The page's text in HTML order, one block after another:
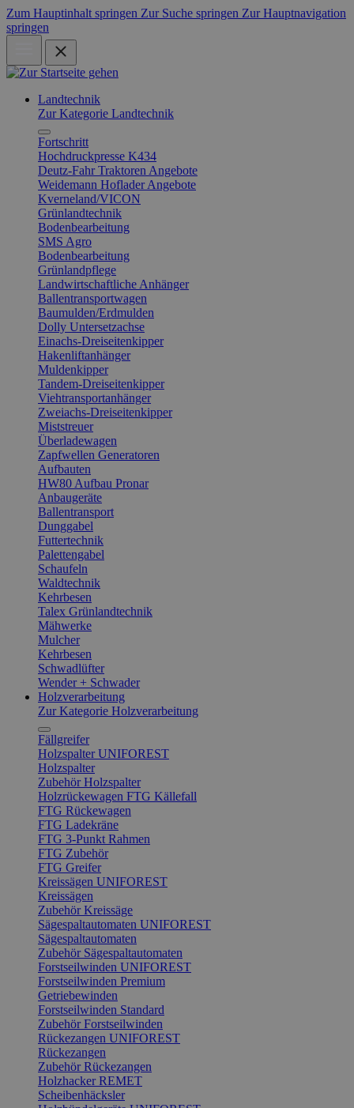
Zum Hauptinhalt springen Zur Suche springen Zur Hauptnavigation
springen
Landtechnik
Zur Kategorie Landtechnik
Fortschritt
Hochdruckpresse K434
Deutz-Fahr Traktoren Angebote
Weidemann Hoflader Angebote
Kverneland/VICON
Grünlandtechnik
Bodenbearbeitung
SMS Agro
Bodenbearbeitung
Grünlandpflege
Landwirtschaftliche Anhänger
Ballentransportwagen
Baumulden/Erdmulden
Dolly Untersetzachse
Einachs-Dreiseitenkipper
Hakenliftanhänger
Muldenkipper
Tandem-Dreiseitenkipper
Viehtransportanhänger
Zweiachs-Dreiseitenkipper
Miststreuer
Überladewagen
Zapfwellen Generatoren
Aufbauten
HW80 Aufbau Pronar
Anbaugeräte
Ballentransport
Dunggabel
Futtertechnik
Palettengabel
Schaufeln
Waldtechnik
Kehrbesen
Talex Grünlandtechnik
Mähwerke
Mulcher
Kehrbesen
Schwadlüfter
Wender + Schwader
Holzverarbeitung
Zur Kategorie Holzverarbeitung
Fällgreifer
Holzspalter UNIFOREST
Holzspalter
Zubehör Holzspalter
Holzrückewagen FTG Källefall
FTG Rückewagen
FTG Ladekräne
FTG 3-Punkt Rahmen
FTG Zubehör
FTG Greifer
Kreissägen UNIFOREST
Kreissägen
Zubehör Kreissäge
Sägespaltautomaten UNIFOREST
Sägespaltautomaten
Zubehör Sägespaltautomaten
Forstseilwinden UNIFOREST
Forstseilwinden Premium
Getriebewinden
Forstseilwinden Standard
Zubehör Forstseilwinden
Rückezangen UNIFOREST
Rückezangen
Zubehör Rückezangen
Holzhacker REMET
Scheibenhäcksler